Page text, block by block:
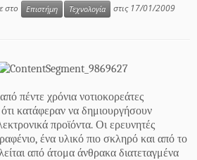
στο Επιστήμη Τεχνολογία στις 17/01/2009
πέντε χρόνια νοτιοκορεάτες
κατάφεραν να δημιουργήσουν
προϊόντα. Οι ερευνητές
ένα υλικό πιο σκληρό και από το
από άτομα άνθρακα διατεταγμένα